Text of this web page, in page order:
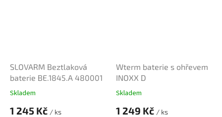
SLOVARM Beztlaková
baterie BE.1845.A 480001
Skladem
1 245 Kč / ks
Wterm baterie s ohřevem
INOXX D
Skladem
1 249 Kč / ks